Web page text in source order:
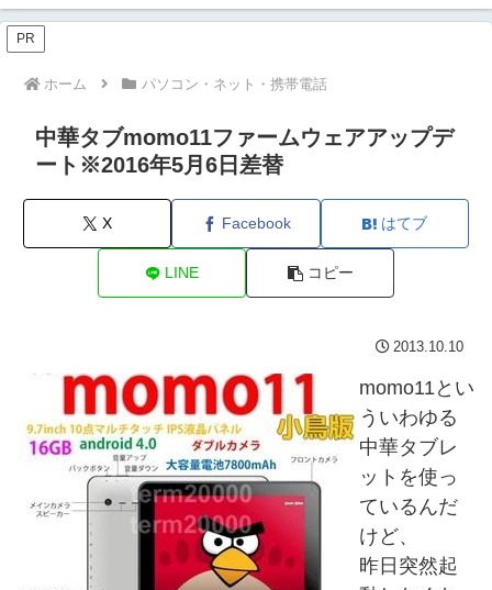
PR
ホーム パソコン・ネット・携帯電話
中華タブmomo11ファームウェアアップデ
ート※2016年5月6日差替
X Facebook はてブ
LINE コピー
2013.10.10
momo11とい
ういわゆる
中華タブレ
ットを使っ
ているんだ
けど、
昨日突然起